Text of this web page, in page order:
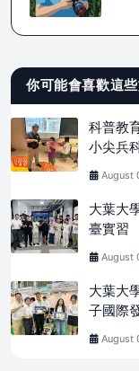
你可能會喜歡這
科普教
小尖兵
August
大葉大
臺實習
August
大葉大
子國際
August